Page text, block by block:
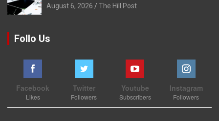
August 6, 2026 The Hill Post
Follo Us
Facebook
Likes
Twitter
Followers
Youtube
Subscribers
Instagram
Followers